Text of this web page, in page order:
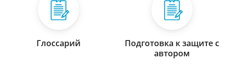
Глоссарий
Подготовка к защите с
автором